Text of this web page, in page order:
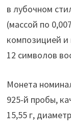
в лубочном
(массой по
композицией и
12 символов
Монета
925-й пробы,
15,55 г,